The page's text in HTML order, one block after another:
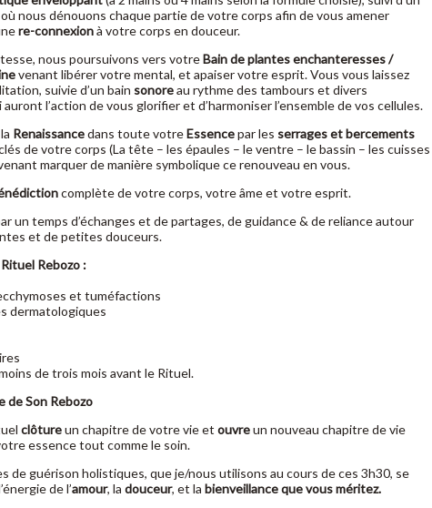
où nous dénouons chaque partie de votre corps afin de vous amener
re-connexionà votre corps en douceur.
nous poursuivons vers votreBain de plantes enchanteresses /
venant libérer votre mental, et apaiser votre esprit. Vous vous laissez
suivie d’un bain sonoreau rythme des tambours et divers
l’action de vous glorifier et d’harmoniser l’ensemble de vos cellules.
Renaissancedans toute votreEssencepar les serrages et bercements
de votre corps (La tête – les épaules – le ventre – le bassin – les cuisses
marquer de manière symbolique ce renouveau en vous.
complète de votre corps, votre âme et votre esprit.
un temps d’échanges et de partages, de guidance & de reliance autour
et de petites douceurs.
Rebozo :
et tuméfactions
dermatologiques
de trois mois avant le Rituel.
de Son Rebozo
clôtureun chapitre de votre vie et ouvreun nouveau chapitre de vie
essence tout comme le soin.
de guérison holistiques, que je/nous utilisons au cours de ces 3h30, se
de l’amour, la douceur, et la bienveillance que vous méritez.